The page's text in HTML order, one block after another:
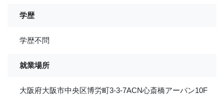
学歴
学歴不問
就業場所
大阪府大阪市中央区博労町3-3-7ACN心斎橋アーバン10F